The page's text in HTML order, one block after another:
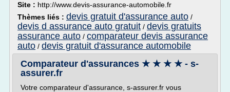
Site : http://www.devis-assurance-automobile.fr
Thèmes liés : devis gratuit d'assurance auto /
devis d assurance auto gratuit / devis gratuits
assurance auto / comparateur devis assurance
auto / devis gratuit d'assurance automobile
Comparateur d'assurances ★ ★ ★ ★ - s-
assurer.fr
Votre comparateur d'assurance, s-assurer.fr vous